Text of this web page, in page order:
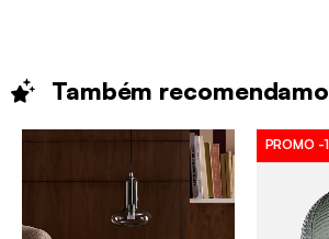
Também
PROMO -